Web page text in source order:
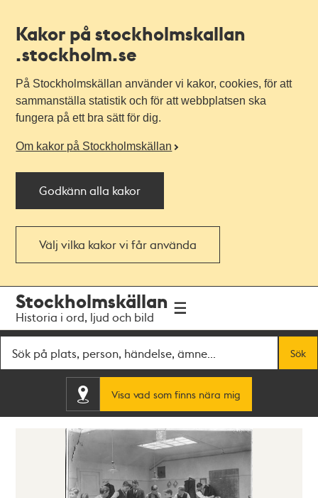
Kakor på stockholmskallan
.stockholm.se
På Stockholmskällan använder vi kakor, cookies, för att
sammanställa statistik och för att webbplatsen ska
fungera på ett bra sätt för dig.
Om kakor på Stockholmskällan
Godkänn alla kakor
Välj vilka kakor vi får använda
navigationen
huvudinnehållet
Stockholmskällan
Historia i ord, ljud och bild
Sök
Visa vad som finns nära mig